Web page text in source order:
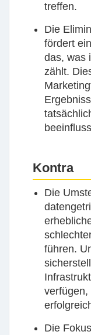
treffen.
Die
fördert
das, was
zählt.
Kontra
Die
führen.
verfügen,
Die